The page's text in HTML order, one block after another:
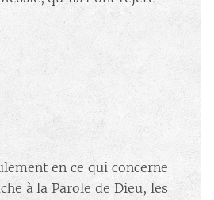
en ce qui concerne
à la Parole de Dieu, les